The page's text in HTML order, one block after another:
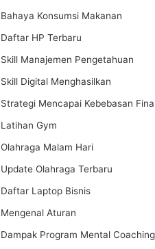
Bahaya Konsumsi Makanan
Daftar HP Terbaru
Skill Manajemen Pengetahuan
Skill Digital Menghasilkan
Strategi Mencapai Kebebasan
Latihan Gym
Olahraga Malam Hari
Update Olahraga Terbaru
Daftar Laptop Bisnis
Mengenal Aturan
Dampak Program Mental Coaching